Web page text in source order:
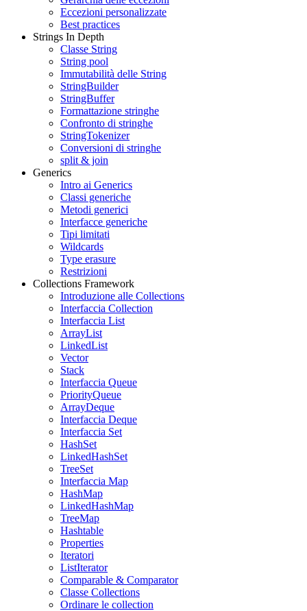
Eccezioni personalizzate
Best practices
Strings In Depth
Classe String
String pool
Immutabilità delle String
StringBuilder
StringBuffer
Formattazione stringhe
Confronto di stringhe
StringTokenizer
Conversioni di stringhe
split & join
Generics
Intro ai Generics
Classi generiche
Metodi generici
Interfacce generiche
Tipi limitati
Wildcards
Type erasure
Restrizioni
Collections Framework
Introduzione alle Collections
Interfaccia Collection
Interfaccia List
ArrayList
LinkedList
Vector
Stack
Interfaccia Queue
PriorityQueue
ArrayDeque
Interfaccia Deque
Interfaccia Set
HashSet
LinkedHashSet
TreeSet
Interfaccia Map
HashMap
LinkedHashMap
TreeMap
Hashtable
Properties
Iteratori
ListIterator
Comparable & Comparator
Classe Collections
Ordinare le collection